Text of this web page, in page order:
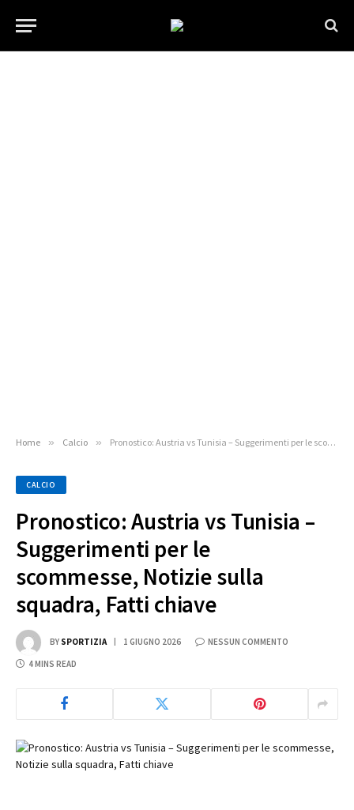
Home » Calcio » Pronostico: Austria vs Tunisia – Suggerimenti per le scommesse, Notizie sulla squadra, Fatti chiave
CALCIO
Pronostico: Austria vs Tunisia –
Suggerimenti per le
scommesse, Notizie sulla
squadra, Fatti chiave
BY SPORTIZIA 1 GIUGNO 2026 NESSUN COMMENTO
4 MINS READ